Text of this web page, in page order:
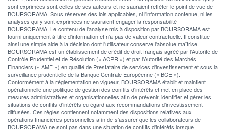
sont exprimées sont celles de ses auteurs et ne sauraient refléter le point de vue de
BOURSORAMA. Sous réserves des lois applicables, ni l'information contenue, ni les
analyses qui y sont exprimées ne sauraient engager la responsabilité
BOURSORAMA. Le contenu de l'analyse mis à disposition par BOURSORAMA est
fourni uniquement à titre d'information et n'a pas de valeur contractuelle. Il constitue
ainsi une simple aide à la décision dont l'utilisateur conserve l'absolue maîtrise.
BOURSORAMA est un établissement de crédit de droit français agréé par l'Autorité de
Contrôle Prudentiel et de Résolution (« ACPR ») et par l'Autorité des Marchés
Financiers (« AMF ») en qualité de Prestataire de services d'investissement et sous la
surveillance prudentielle de la Banque Centrale Européenne (« BCE »).
Conformément à la réglementation en vigueur, BOURSORAMA établit et maintient
opérationnelle une politique de gestion des conflits d'intérêts et met en place des
mesures administratives et organisationnelles afin de prévenir, identifier et gérer les
situations de conflits d'intérêts eu égard aux recommandations d'investissement
diffusées. Ces règles contiennent notamment des dispositions relatives aux
opérations financières personnelles afin de s'assurer que les collaborateurs de
BOURSORAMA ne sont pas dans une situation de conflits d'intérêts lorsque